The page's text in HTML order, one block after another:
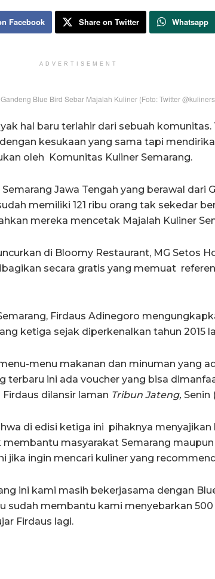
Facebook Share on Twitter Whatsapp
ADVERTISEMENT
Blue Bird Sebar Majalah Kuliner (Foto: Twitter
hal baru terlahir dari sebuah komunitas.
kesukaan yang sama tapi
oleh Komunitas Kuliner Semarang.
Jawa Tengah yang berawal dari
memiliki 121 ribu orang tak sekedar
mereka mencetak Majalah Kuliner
di Bloomy Restaurant, MG Setos
secara gratis yang memuat
Firdaus Adinegoro
ketiga sejak diperkenalkan tahun 2015
menu makanan dan minuman yang
terbaru ini ada voucher yang bisa
dilansir laman Tribun Jateng, Senin
di edisi ketiga ini pihaknya menyajikan
masyarakat Semarang
jika ingin mencari kuliner yang
ini kami masih bekerjasama dengan
sudah membantu kami menyebarkan
Firdaus lagi.